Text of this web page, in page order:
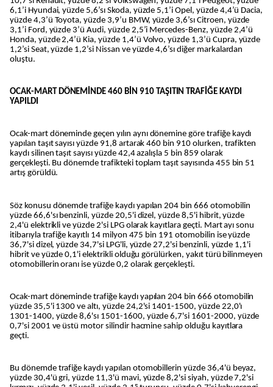
6,1’i Hyundai, yüzde 5,6’sı Skoda, yüzde 5,1’i Opel, yüzde 4,4’ü Dacia,
yüzde 4,3’ü Toyota, yüzde 3,9’u BMW, yüzde 3,6’sı Citroen, yüzde
3,1’i Ford, yüzde 3’ü Audi, yüzde 2,5’i Mercedes-Benz, yüzde 2,4’ü
Honda, yüzde 2,4’ü Kia, yüzde 1,4’ü Volvo, yüzde 1,3’ü Cupra, yüzde
1,2’si Seat, yüzde 1,2’si Nissan ve yüzde 4,6’sı diğer markalardan
oluştu.
OCAK-MART DÖNEMİNDE 460 BİN 910 TAŞITIN TRAFİĞE KAYDI
YAPILDI
Ocak-mart döneminde geçen yılın aynı dönemine göre trafiğe kaydı
yapılan taşıt sayısı yüzde 91,8 artarak 460 bin 910 olurken, trafikten
kaydı silinen taşıt sayısı yüzde 42,4 azalışla 5 bin 859 olarak
gerçekleşti. Bu dönemde trafikteki toplam taşıt sayısında 455 bin 51
artış görüldü.
Söz konusu dönemde trafiğe kaydı yapılan 204 bin 666 otomobilin
yüzde 66,6'sı benzinli, yüzde 20,5'i dizel, yüzde 8,5'i hibrit, yüzde
2,4'ü elektrikli ve yüzde 2'si LPG olarak kayıtlara geçti. Mart ayı sonu
itibarıyla trafiğe kayıtlı 14 milyon 475 bin 191 otomobilin ise yüzde
36,7'si dizel, yüzde 34,7'si LPG'li, yüzde 27,2'si benzinli, yüzde 1,1'i
hibrit ve yüzde 0,1'i elektrikli olduğu görülürken, yakıt türü bilinmeyen
otomobillerin oranı ise yüzde 0,2 olarak gerçekleşti.
Ocak-mart döneminde trafiğe kaydı yapılan 204 bin 666 otomobilin
yüzde 35,5'i 1300 ve altı, yüzde 24,2'si 1401-1500, yüzde 22,0'ı
1301-1400, yüzde 8,6'sı 1501-1600, yüzde 6,7'si 1601-2000, yüzde
0,7'si 2001 ve üstü motor silindir hacmine sahip olduğu kayıtlara
geçti.
Bu dönemde trafiğe kaydı yapılan otomobillerin yüzde 36,4'ü beyaz,
yüzde 30,4'ü gri, yüzde 11,3'ü mavi, yüzde 8,2'si siyah, yüzde 7,2'si